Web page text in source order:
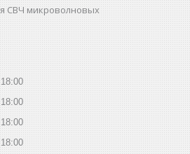
СВЧ микроволновых
18:00
18:00
18:00
18:00